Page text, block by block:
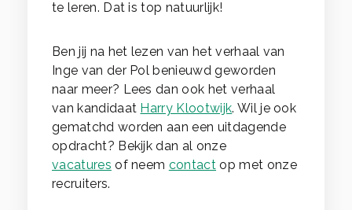
te leren. Dat is top natuurlijk!
Ben jij na het lezen van het verhaal van
Inge van der Pol benieuwd geworden
naar meer? Lees dan ook het verhaal
van kandidaat Harry Klootwijk. Wil je ook
gematchd worden aan een uitdagende
opdracht? Bekijk dan al onze
vacatures of neem contact op met onze
recruiters.